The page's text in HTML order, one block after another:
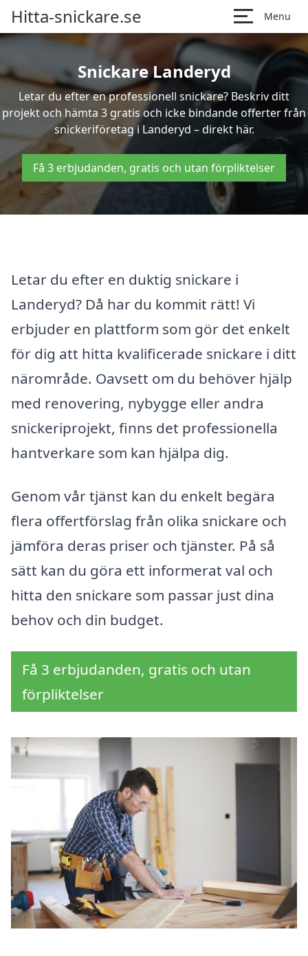
Hitta-snickare.se Menu
Snickare Landeryd
Letar du efter en professionell snickare? Beskriv ditt
projekt och hämta 3 gratis och icke bindande offerter från
snickeriföretag i Landeryd – direkt här.
Få 3 erbjudanden, gratis och utan förpliktelser
Letar du efter en duktig snickare i
Landeryd? Då har du kommit rätt! Vi
erbjuder en plattform som gör det enkelt
för dig att hitta kvalificerade snickare i ditt
närområde. Oavsett om du behöver hjälp
med renovering, nybygge eller andra
snickeriprojekt, finns det professionella
hantverkare som kan hjälpa dig.
Genom vår tjänst kan du enkelt begära
flera offertförslag från olika snickare och
jämföra deras priser och tjänster. På så
sätt kan du göra ett informerat val och
hitta den snickare som passar just dina
behov och din budget.
Få 3 erbjudanden, gratis och utan
förpliktelser